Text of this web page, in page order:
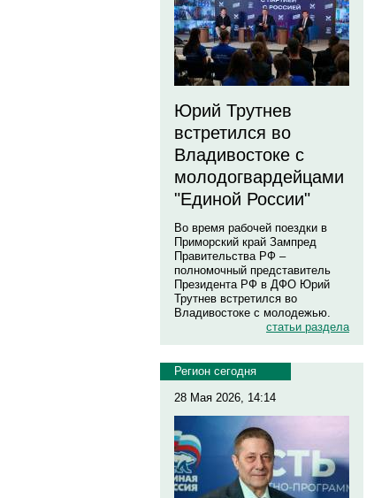
Юрий Трутнев
встретился во
Владивостоке с
молодогвардейцами
"Единой России"
Во время рабочей поездки в
Приморский край Зампред
Правительства РФ –
полномочный представитель
Президента РФ в ДФО Юрий
Трутнев встретился во
Владивостоке с молодежью.
статьи раздела
Регион сегодня
28 Мая 2026, 14:14